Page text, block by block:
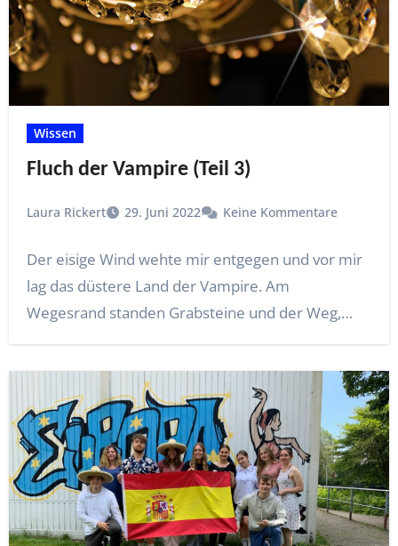
Wissen
Fluch der Vampire (Teil 3)
Laura Rickert 29. Juni 2022 Keine Kommentare
Der eisige Wind wehte mir entgegen und vor mir
lag das düstere Land der Vampire. Am
Wegesrand standen Grabsteine und der Weg,…